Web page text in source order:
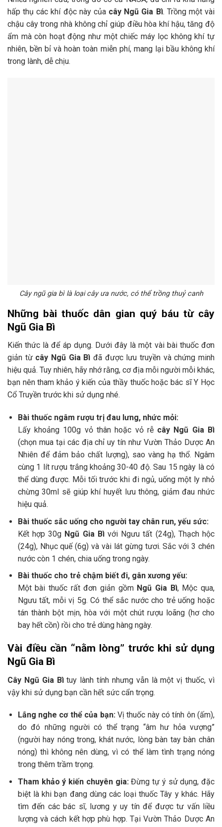
hấp thụ các khí độc này của cây Ngũ Gia Bì. Trồng một vài
chậu cây trong nhà không chỉ giúp điều hòa khí hậu, tăng độ
ẩm mà còn hoạt động như một chiếc máy lọc không khí tự
nhiên, bền bỉ và hoàn toàn miễn phí, mang lại bầu không khí
trong lành, dễ chịu.
Cây ngũ gia bì là loại cây ưa nước, có thể trồng thuỷ canh
Những bài thuốc dân gian quý báu từ cây
Ngũ Gia Bì
Kiến thức là để áp dụng. Dưới đây là một vài bài thuốc đơn
giản từ cây Ngũ Gia Bì đã được lưu truyền và chứng minh
hiệu quả. Tuy nhiên, hãy nhớ rằng, cơ địa mỗi người mỗi khác,
bạn nên tham khảo ý kiến của thầy thuốc hoặc bác sĩ Y Học
Cổ Truyền trước khi sử dụng nhé.
Bài thuốc ngâm rượu trị đau lưng, nhức mỏi:
Lấy khoảng 100g vỏ thân hoặc vỏ rễ cây Ngũ Gia Bì
(chọn mua tại các địa chỉ uy tín như Vườn Thảo Dược An
Nhiên để đảm bảo chất lượng), sao vàng hạ thổ. Ngâm
cùng 1 lít rượu trắng khoảng 30-40 độ. Sau 15 ngày là có
thể dùng được. Mỗi tối trước khi đi ngủ, uống một ly nhỏ
chừng 30ml sẽ giúp khí huyết lưu thông, giảm đau nhức
hiệu quả.
Bài thuốc sắc uống cho người tay chân run, yếu sức:
Kết hợp 30g Ngũ Gia Bìvới Ngưu tất (24g), Thạch hộc
(24g), Nhục quế (6g) và vài lát gừng tươi. Sắc với 3 chén
nước còn 1 chén, chia uống trong ngày.
Bài thuốc cho trẻ chậm biết đi, gân xương yếu:
Một bài thuốc rất đơn giản gồm Ngũ Gia Bì, Mộc qua,
Ngưu tất, mỗi vị 5g. Có thể sắc nước cho trẻ uống hoặc
tán thành bột mịn, hòa với một chút rượu loãng (hơ cho
bay hết cồn) rồi cho trẻ dùng hàng ngày.
Vài điều cần “nằm lòng” trước khi sử dụng
Ngũ Gia Bì
Cây Ngũ Gia Bìtuy lành tính nhưng vẫn là một vị thuốc, vì
vậy khi sử dụng bạn cần hết sức cẩn trọng.
Lắng nghe cơ thể của bạn:Vị thuốc này có tính ôn (ấm),
do đó những người có thể trạng “âm hư hỏa vượng”
(người hay nóng trong, khát nước, lòng bàn tay bàn chân
nóng) thì không nên dùng, vì có thể làm tình trạng nóng
trong thêm trầm trọng.
Tham khảo ý kiến chuyên gia:Đừng tự ý sử dụng, đặc
biệt là khi bạn đang dùng các loại thuốc Tây y khác. Hãy
tìm đến các bác sĩ, lương y uy tín để được tư vấn liều
lượng và cách kết hợp phù hợp. Tại Vườn Thảo Dược An